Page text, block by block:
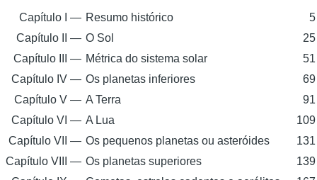
Capítulo I — Resumo histórico
5
Capítulo II — O Sol
25
Capítulo III — Métrica do sistema solar
51
Capítulo IV — Os planetas inferiores
69
Capítulo V — A Terra
91
Capítulo VI — A Lua
109
Capítulo VII — Os pequenos planetas ou asteróides
131
Capítulo VIII — Os planetas superiores
139